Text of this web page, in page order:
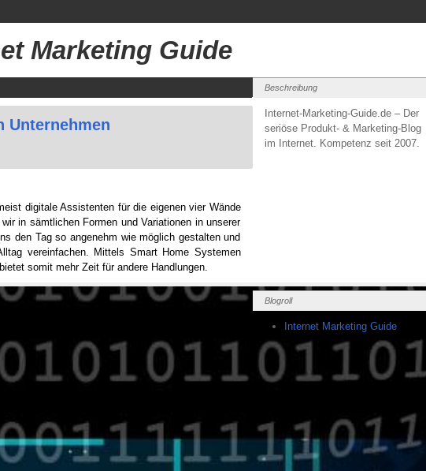
Marketing Guide
Unternehmen
digitale Assistenten für die eigenen vier Wände
in sämtlichen Formen und Variationen in unserer
den Tag so angenehm wie möglich gestalten und
vereinfachen. Mittels Smart Home Systemen
somit mehr Zeit für andere Handlungen.
Beschreibung
Internet-Marketing-Guide.de – Der
seriöse Produkt- & Marketing-Blog
im Internet. Kompetenz seit 2007.
Blogroll
Internet Marketing Guide